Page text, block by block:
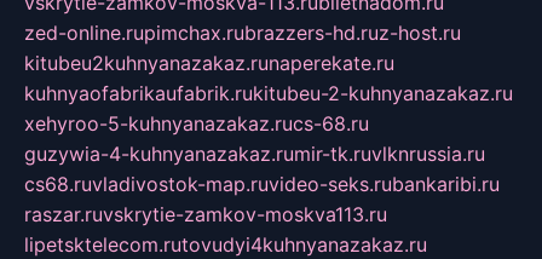
zed-online.rupimchax.rubrazzers-hd.ruz-host.ru
kitubeu2kuhnyanazakaz.runaperekate.ru
kuhnyaofabrikaufabrik.rukitubeu-2-kuhnyanazakaz.ru
xehyroo-5-kuhnyanazakaz.rucs-68.ru
guzywia-4-kuhnyanazakaz.rumir-tk.ruvlknrussia.ru
cs68.ruvladivostok-map.ruvideo-seks.rubankaribi.ru
raszar.ruvskrytie-zamkov-moskva113.ru
lipetsktelecom.rutovudyi4kuhnyanazakaz.ru